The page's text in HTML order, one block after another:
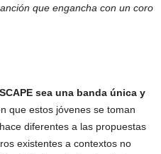
que engancha con un coro
sea una banda única y
que estos jóvenes se toman
diferentes a las propuestas
existentes a contextos no